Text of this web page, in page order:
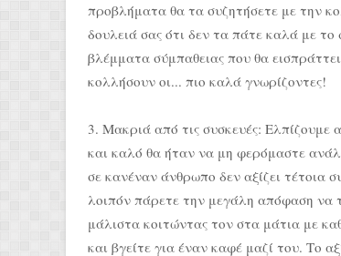
προβλήματα θα τα συζητήσετε με την
δουλειά σας ότι δεν τα πάτε καλά με
βλέμματα σύμπαθειας που θα
κολλήσουν οι... πιο καλά γνωρίζοντες!
3. Μακριά από τις συσκευές: Ελπίζουμε
και καλό θα ήταν να μη φερόμαστε
σε κανέναν άνθρωπο δεν αξίζει τέτοια
λοιπόν πάρετε την μεγάλη απόφαση να
μάλιστα κοιτώντας τον στα μάτια με
και βγείτε για έναν καφέ μαζί του. Το